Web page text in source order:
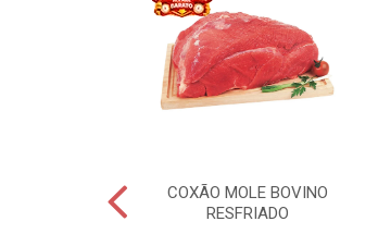
COXÃO MOLE BOVINO
RESFRIADO